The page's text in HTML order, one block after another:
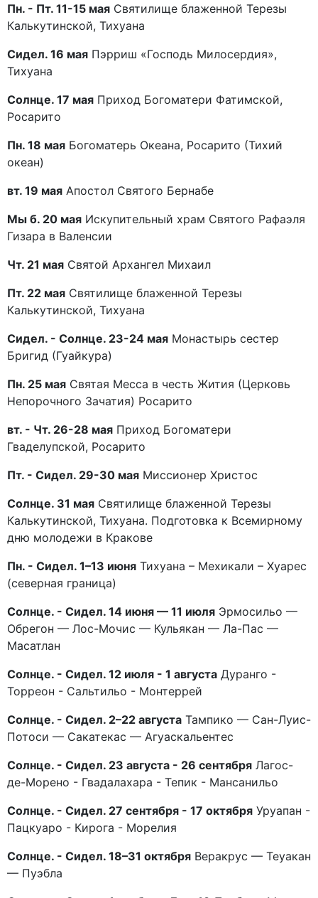
Пн. - Пт. 11-15 мая Святилище блаженной Терезы
Калькутинской, Тихуана
Сидел. 16 мая Пэрриш «Господь Милосердия»,
Тихуана
Солнце. 17 мая Приход Богоматери Фатимской,
Росарито
Пн. 18 мая Богоматерь Океана, Росарито (Тихий
океан)
вт. 19 мая Апостол Святого Бернабе
Мы б. 20 мая Искупительный храм Святого Рафаэля
Гизара в Валенсии
Чт. 21 мая Святой Архангел Михаил
Пт. 22 мая Святилище блаженной Терезы
Калькутинской, Тихуана
Сидел. - Солнце. 23-24 мая Монастырь сестер
Бригид (Гуайкура)
Пн. 25 мая Святая Месса в честь Жития (Церковь
Непорочного Зачатия) Росарито
вт. - Чт. 26-28 мая Приход Богоматери
Гваделупской, Росарито
Пт. - Сидел. 29-30 мая Миссионер Христос
Солнце. 31 мая Святилище блаженной Терезы
Калькутинской, Тихуана. Подготовка к Всемирному
дню молодежи в Кракове
Пн. - Сидел. 1–13 июня Тихуана – Мехикали – Хуарес
(северная граница)
Солнце. - Сидел. 14 июня — 11 июля Эрмосильо —
Обрегон — Лос-Мочис — Кульякан — Ла-Пас —
Масатлан
Солнце. - Сидел. 12 июля - 1 августа Дуранго -
Торреон - Сальтильо - Монтеррей
Солнце. - Сидел. 2–22 августа Тампико — Сан-Луис-
Потоси — Сакатекас — Агуаскальентес
Солнце. - Сидел. 23 августа - 26 сентября Лагос-
де-Морено - Гвадалахара - Тепик - Мансанильо
Солнце. - Сидел. 27 сентября - 17 октября Уруапан -
Пацкуаро - Кирога - Морелия
Солнце. - Сидел. 18–31 октября Веракрус — Теуакан
— Пуэбла